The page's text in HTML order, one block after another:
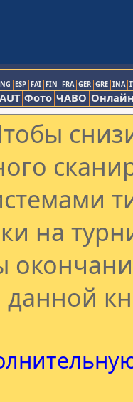
ESP FAI FIN FRA GER GRE INA
AUT Фото ЧАВО
на
данной